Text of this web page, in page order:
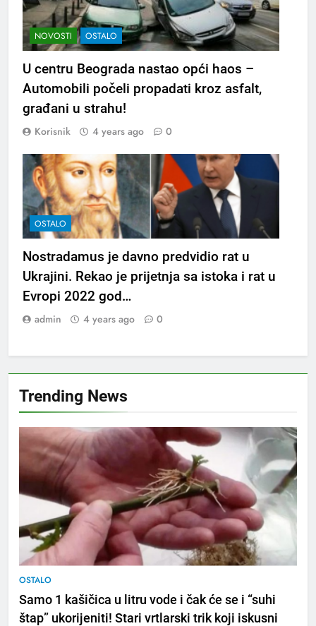
NOVOSTI OSTALO
U centru Beograda nastao opći haos –
Automobili počeli propadati kroz asfalt,
građani u strahu!
Korisnik 4 years ago 0
OSTALO
Nostradamus je davno predvidio rat u
Ukrajini. Rekao je prijetnja sa istoka i rat u
Evropi 2022 god…
admin 4 years ago 0
Trending News
OSTALO
Samo 1 kašičica u litru vode i čak će se i “suhi
štap” ukorijeniti! Stari vrtlarski trik koji iskusni